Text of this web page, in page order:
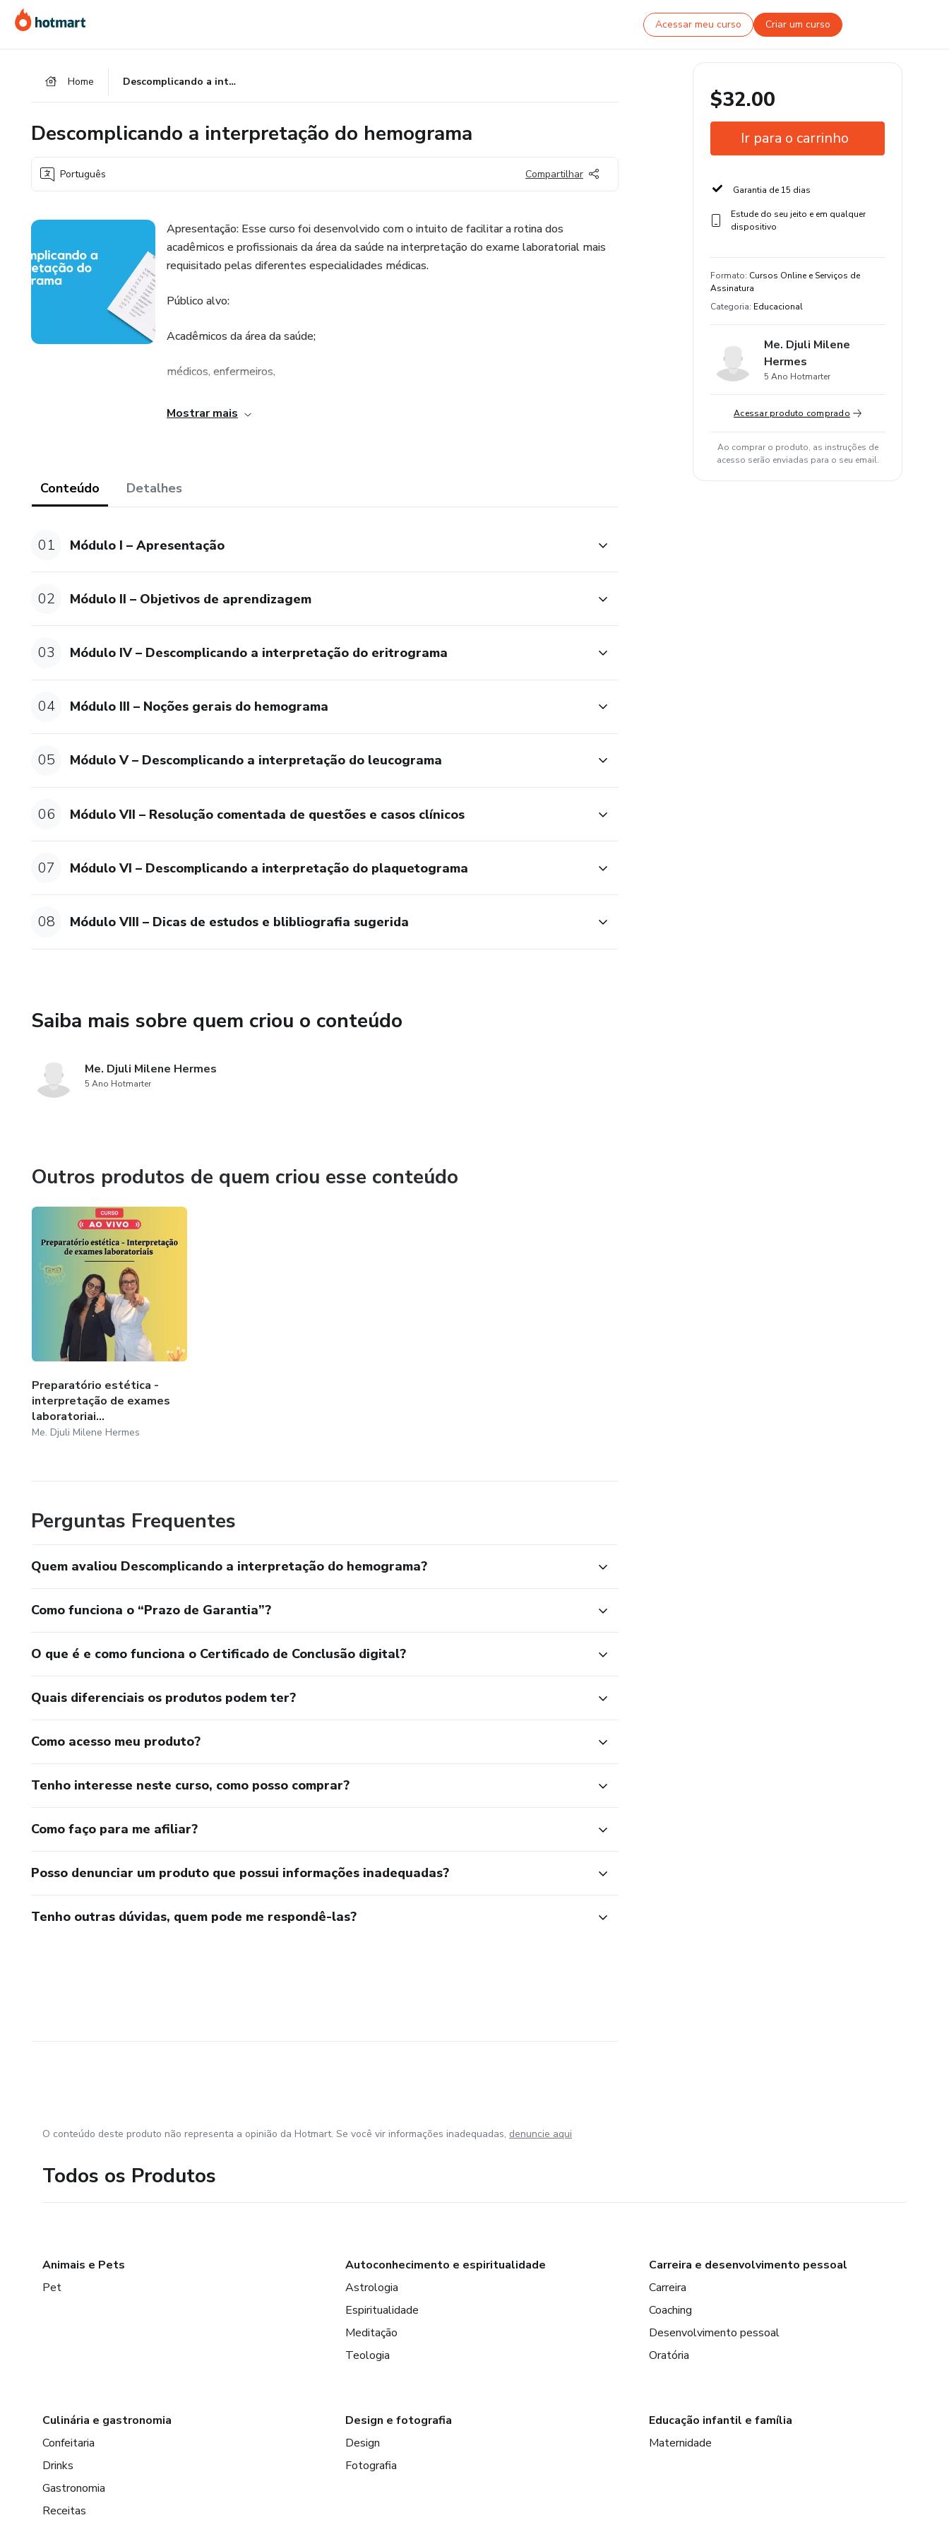
para
o
para
o
para
o
Acessar meu curso Criar um curso
Home Descomplicando a interpretação do hemograma
Descomplicando a interpretação do hemograma
Português Compartilhar
Apresentação: Esse curso foi desenvolvido com o intuito de facilitar a rotina dos
acadêmicos e profissionais da área da saúde na interpretação do exame laboratorial mais
requisitado pelas diferentes especialidades médicas.
Público alvo:
Acadêmicos da área da saúde;
médicos, enfermeiros,
técnicos em enfermagem,
Objetivos de aprendizagem:
Correlacionar as alterações dos índices do hemograma com patologias específicas;
Duração: 4:00 hs
Mostrar mais
Conteúdo Detalhes
01 Módulo I – Apresentação
02 Módulo II – Objetivos de aprendizagem
03 Módulo IV – Descomplicando a interpretação do eritrograma
04 Módulo III – Noções gerais do hemograma
05 Módulo V – Descomplicando a interpretação do leucograma
06 Módulo VII – Resolução comentada de questões e casos clínicos
07 Módulo VI – Descomplicando a interpretação do plaquetograma
08 Módulo VIII – Dicas de estudos e blibliografia sugerida
Saiba mais sobre quem criou o conteúdo
Me. Djuli Milene Hermes
5 Ano Hotmarter
Outros produtos de quem criou esse conteúdo
Preparatório estética -
interpretação de exames
laboratoriai...
Me. Djuli Milene Hermes
Perguntas Frequentes
Quem avaliou Descomplicando a interpretação do hemograma?
Como funciona o “Prazo de Garantia”?
O que é e como funciona o Certificado de Conclusão digital?
Quais diferenciais os produtos podem ter?
Como acesso meu produto?
Tenho interesse neste curso, como posso comprar?
Como faço para me afiliar?
Posso denunciar um produto que possui informações inadequadas?
Tenho outras dúvidas, quem pode me respondê-las?
$32.00
Ir para o carrinho
Garantia de 15 dias
Estude do seu jeito e em qualquer
dispositivo
Formato: Cursos Online e Serviços de
Assinatura
Categoria: Educacional
Me. Djuli Milene
Hermes
5 Ano Hotmarter
Acessar produto comprado
Ao comprar o produto, as instruções de
acesso serão enviadas para o seu email.
O conteúdo deste produto não representa a opinião da Hotmart. Se você vir informações inadequadas, denuncie aqui
Todos os Produtos
Animais e Pets
Pet
Autoconhecimento e espiritualidade
Astrologia
Espiritualidade
Meditação
Teologia
Carreira e desenvolvimento pessoal
Carreira
Coaching
Desenvolvimento pessoal
Oratória
Culinária e gastronomia
Confeitaria
Drinks
Gastronomia
Receitas
Design e fotografia
Design
Fotografia
Educação infantil e família
Maternidade